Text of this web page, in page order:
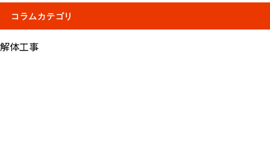
コラムカテゴリ
解体工事